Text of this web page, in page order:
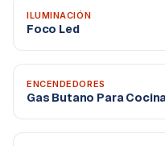
ILUMINACIÓN
Foco Led
ENCENDEDORES
Gas Butano Para